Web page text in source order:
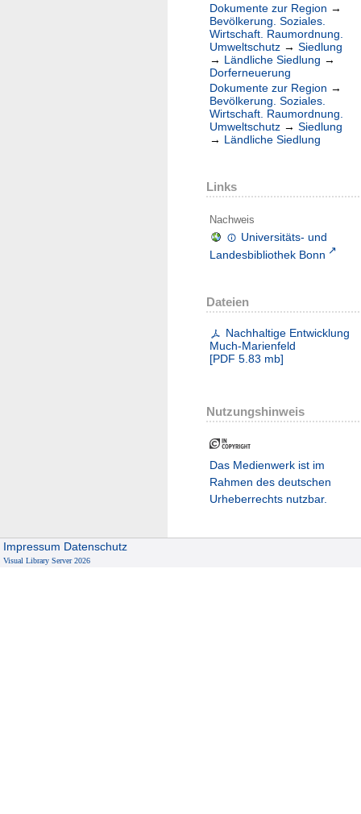
Dokumente zur Region →
Bevölkerung. Soziales.
Wirtschaft. Raumordnung.
Umweltschutz → Siedlung
→ Ländliche Siedlung →
Dorferneuerung
Dokumente zur Region →
Bevölkerung. Soziales.
Wirtschaft. Raumordnung.
Umweltschutz → Siedlung
→ Ländliche Siedlung
Links
Nachweis
Universitäts- und
Landesbibliothek Bonn
Dateien
Nachhaltige Entwicklung
Much-Marienfeld
[PDF 5.83 mb]
Nutzungshinweis
Das Medienwerk ist im
Rahmen des deutschen
Urheberrechts nutzbar.
Impressum Datenschutz
Visual Library Server 2026